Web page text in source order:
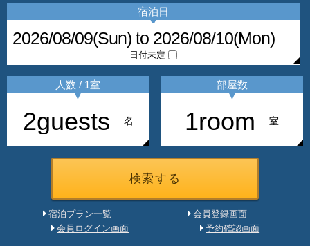
宿泊日
日付未定
人数 / 1室
名
部屋数
室
宿泊プラン一覧
会員登録画面
会員ログイン画面
予約確認画面